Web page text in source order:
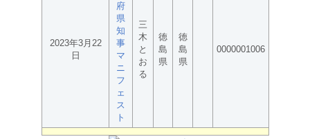
2023年3月22
日
府
県
知
事
マ
ニ
フ
ェ
ス
ト
三
木
と
お
る
徳
島
県
徳
島
県
0000001006